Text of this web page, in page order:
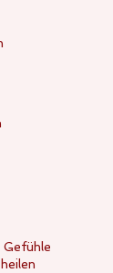
-